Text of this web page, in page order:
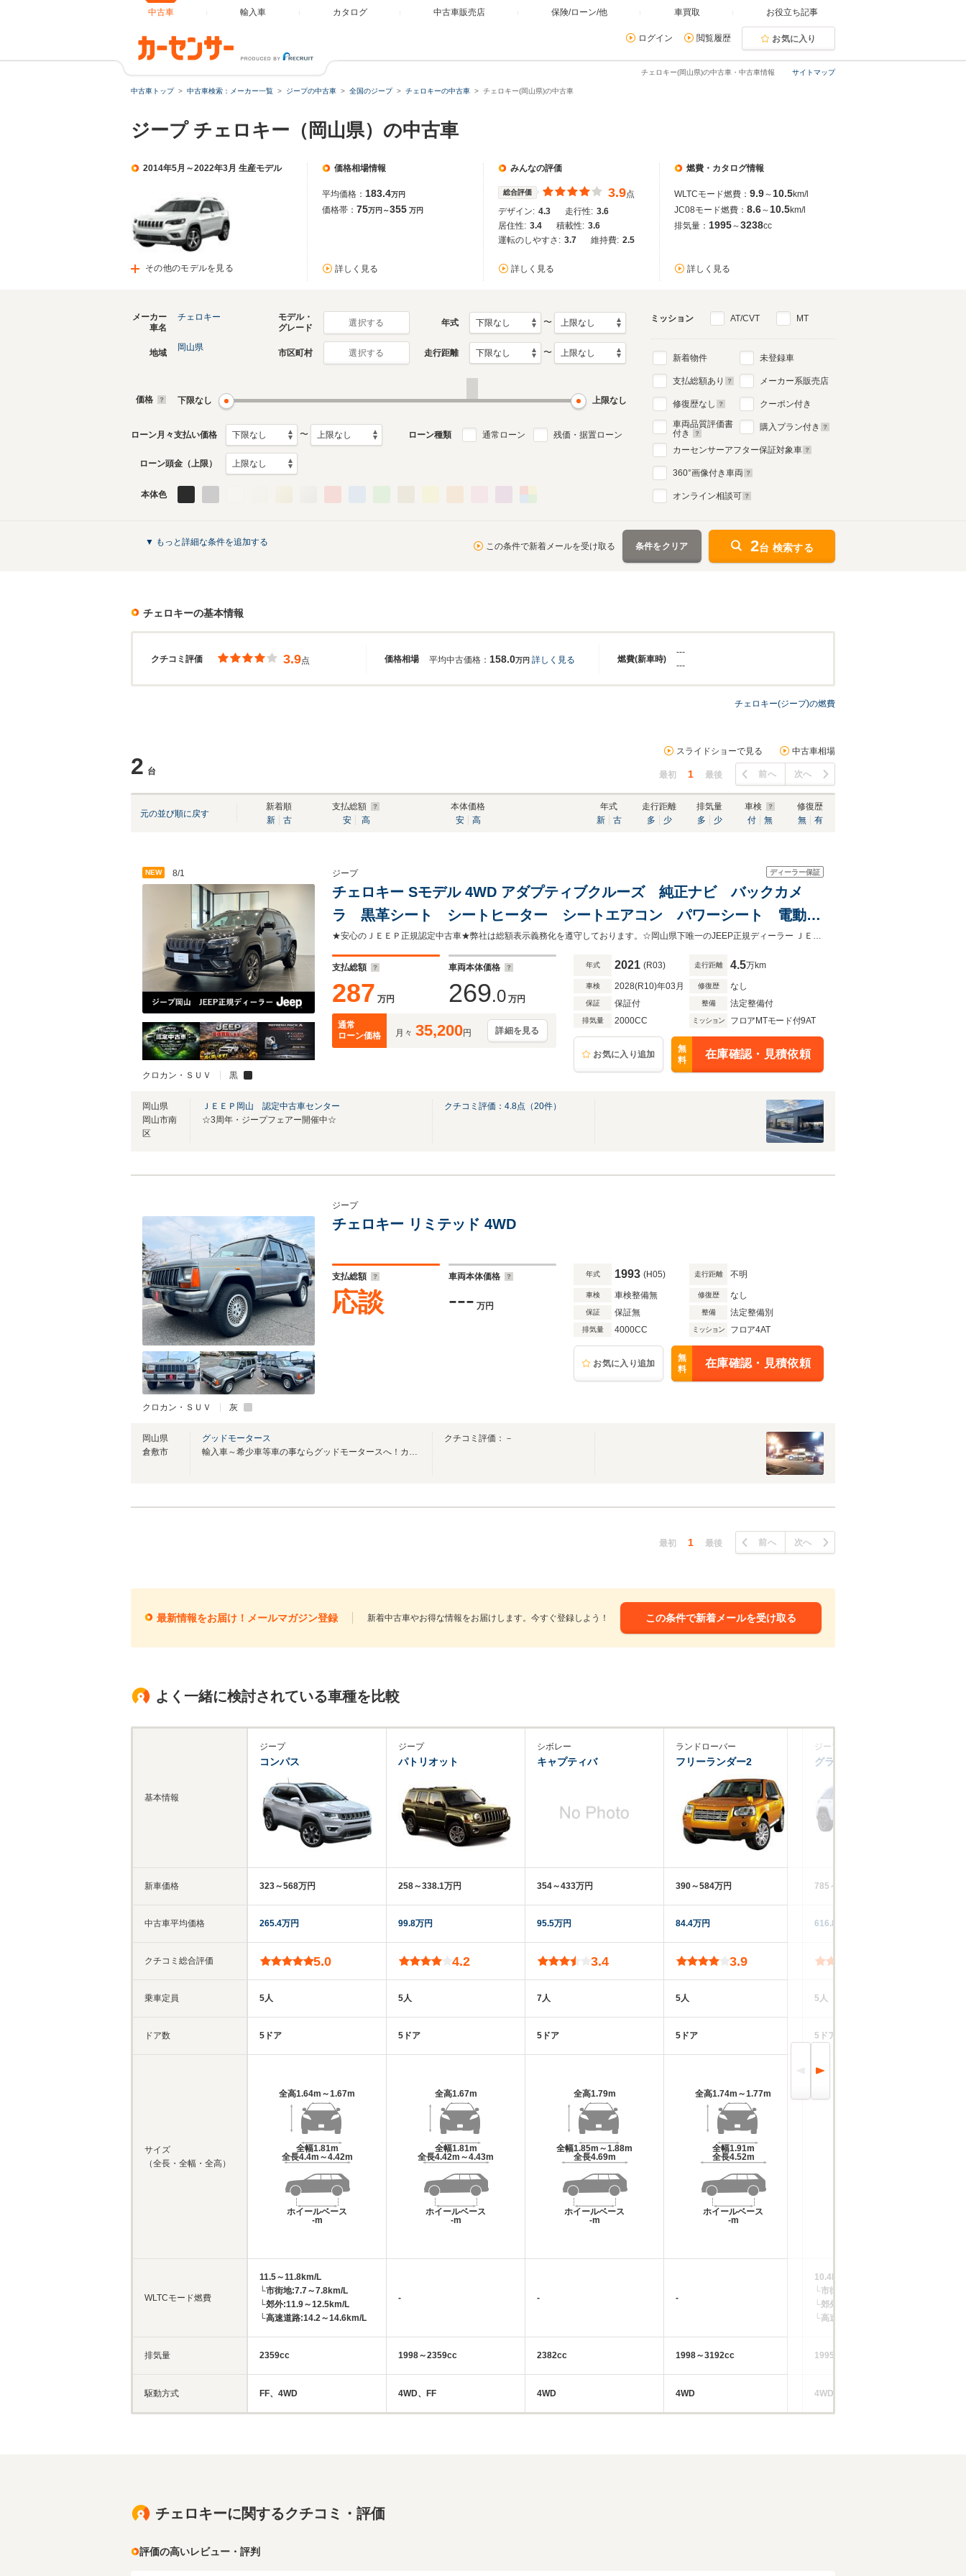
中古車 輸入車 カタログ 中古車販売店 保険/ローン/他 車買取 お役立ち記事
ログイン 閲覧履歴 お気に入り
サイトマップ
チェロキー(岡山県)の中古車・中古車情報
中古車トップ 中古車検索：メーカー一覧 ジープの中古車 全国のジープ チェロキーの中古車 チェロキー(岡山県)の中古車
ジープ チェロキー（岡山県）の中古車
2014年5月～2022年3月 生産モデル
その他のモデルを見る
価格相場情報
平均価格： 183.4万円
価格帯： 75万円～355 万円
詳しく見る
みんなの評価
総合評価 3.9点
デザイン: 4.3 走行性: 3.6
居住性: 3.4 積載性: 3.6
運転のしやすさ: 3.7 維持費: 2.5
詳しく見る
燃費・カタログ情報
WLTCモード燃費： 9.9～ 10.5km/l
JC08モード燃費： 8.6～ 10.5km/l
排気量： 1995～3238cc
詳しく見る
生産モデル
生産モデル
チェロキーのカタログを見る
メーカー
車名
チェロキー
モデル・
グレード
選択する 年式 〜
地域
岡山県
市区町村 選択する 走行距離 〜
価格 下限なし 上限なし
ローン月々支払い価格 〜 ローン種類 通常ローン 残価・据置ローン
ローン頭金（上限）
本体色
ミッション AT/CVT MT
新着物件
支払総額あり
修復歴なし
車両品質評価書
付き
未登録車
メーカー系販売店
クーポン付き
購入プラン付き
カーセンサーアフター保証対象車
360°画像付き車両
オンライン相談可
▼ もっと詳細な条件を追加する この条件で新着メールを受け取る 条件をクリア 2台 検索する
チェロキーの基本情報
クチコミ評価 価格相場 燃費(新車時)
3.9点 平均中古価格： 158.0万円 詳しく見る
---
---
チェロキー(ジープ)の燃費
2 台
スライドショーで見る 中古車相場
最初 1 最後 前へ 次へ
元の並び順に戻す
新着順
新
古
支払総額
安
高
本体価格
安
高
年式
新
古
走行距離
多
少
排気量
多
少
車検
付
無
修復歴
無
有
NEW 8/1
クロカン・ＳＵＶ 黒
ディーラー保証
ジープ
チェロキー Sモデル 4WD アダプティブクルーズ 純正ナビ バックカメ
ラ 黒革シート シートヒーター シートエアコン パワーシート 電動リ
アゲート AppleCarPlay Bluetooth 純正19インチAW
★安心のＪＥＥＰ正規認定中古車★弊社は総額表示義務化を遵守しております。☆岡山県下唯一のJEEP正規ディーラー ＪＥＥＰ岡山☆岡山県全域・山陰地区もカバーしております。☆
支払総額
287 万円
車両本体価格
269.0 万円
通常
ローン価格
月々 35,200円 詳細を見る
年式 2021 (R03) 走行距離 4.5万km
車検 2028(R10)年03月 修復歴 なし
保証 保証付 整備 法定整備付
排気量 2000CC ミッション フロアMTモード付9AT
お気に入り追加
無
料
在庫確認・見積依頼
岡山県
岡山市南
区
ＪＥＥＰ岡山 認定中古車センター
☆3周年・ジープフェアー開催中☆
クチコミ評価： 4.8点（20件）
クロカン・ＳＵＶ 灰
ジープ
チェロキー リミテッド 4WD
支払総額
応談
車両本体価格
--- 万円
年式 1993 (H05) 走行距離 不明
車検 車検整備無 修復歴 なし
保証 保証無 整備 法定整備別
排気量 4000CC ミッション フロア4AT
お気に入り追加
無
料
在庫確認・見積依頼
岡山県
倉敷市
グッドモータース
輸入車～希少車等車の事ならグッドモータースへ！カスタム等も当店へ御相談下さい！
クチコミ評価：－
最初 1 最後 前へ 次へ
最新情報をお届け！メールマガジン登録 新着中古車やお得な情報をお届けします。今すぐ登録しよう！ この条件で新着メールを受け取る
よく一緒に検討されている車種を比較
基本情報
新車価格
中古車平均価格
クチコミ総合評価
乗車定員
ドア数
サイズ
（全長・全幅・全高）
WLTCモード燃費
排気量
駆動方式
ジープ
コンパス
323～568万円
265.4万円
5.0
5人
5ドア
全高1.64m～1.67m
全幅1.81m
全長4.4m～4.42m
ホイールベース
-m
11.5～11.8km/L
└市街地:7.7～7.8km/L
└郊外:11.9～12.5km/L
└高速道路:14.2～14.6km/L
2359cc
FF、4WD
ジープ
パトリオット
258～338.1万円
99.8万円
4.2
5人
5ドア
全高1.67m
全幅1.81m
全長4.42m～4.43m
ホイールベース
-m
-
1998～2359cc
4WD、FF
シボレー
キャプティバ
354～433万円
95.5万円
3.4
7人
5ドア
全高1.79m
全幅1.85m～1.88m
全長4.69m
ホイールベース
-m
-
2382cc
4WD
ランドローバー
フリーランダー2
390～584万円
84.4万円
3.9
5人
5ドア
全高1.74m～1.77m
全幅1.91m
全長4.52m
ホイールベース
-m
-
1998～3192cc
4WD
ジープ
グランドチェロキー
785～1227万円
616.8万円
5人
5ドア
10.4km/L
└市街地:8.6km/L
└郊外:10.2km/L
└高速道路:11.5km/L
1995cc
4WD
チェロキーに関するクチコミ・評価
評価の高いレビュー・評判